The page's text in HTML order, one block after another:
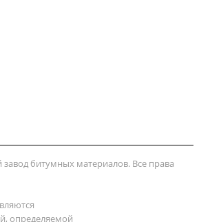
битумных материалов. Все права
определяемой